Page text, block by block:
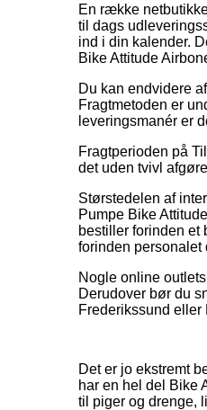
En række
til dags
ind i din kalender.
Bike Attitude
Du kan endvidere
Fragtmetoden er
leveringsmanér er
Fragtperioden på
det uden tvivl
Størstedelen af
Pumpe Bike
bestiller forinden et
forinden personalet
Nogle online
Derudover bør du
Frederikssund
Det er jo ekstremt
har en hel del Bike
til piger og drenge,